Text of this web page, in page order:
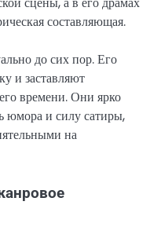
составляющая.
до сих пор. Его
и заставляют
времени. Они ярко
юмора и силу сатиры,
на